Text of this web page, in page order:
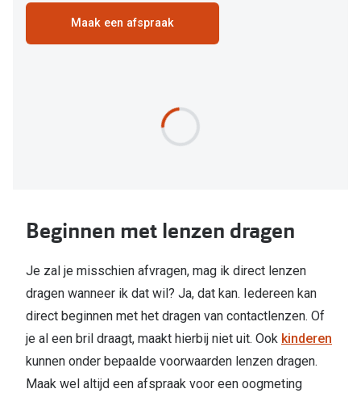
Ralph Lauren
Soorten brillenglazen
Meekleurende glazen
Nachtbril
Alles over brillen
Maak een afspraak
Beginnen met lenzen dragen
Je zal je misschien afvragen, mag ik direct lenzen
dragen wanneer ik dat wil? Ja, dat kan. Iedereen kan
direct beginnen met het dragen van contactlenzen. Of
je al een bril draagt, maakt hierbij niet uit. Ook kinderen
kunnen onder bepaalde voorwaarden lenzen dragen.
Maak wel altijd een afspraak voor een oogmeting